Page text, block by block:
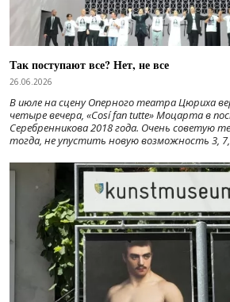
Так поступают все? Нет, не все
26.06.2026
В июле на сцену Оперного театра Цюриха
четыре вечера, «Cosí fan tutte» Моцарта в
Серебренникова 2018 года. Очень советую
тогда, не упустить новую возможность 3,